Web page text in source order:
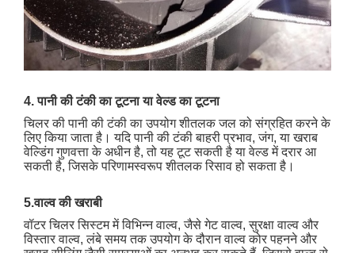
4. पानी की टंकी का टूटना या वेल्ड का टूटना
चिलर की पानी की टंकी का उपयोग शीतलक जल को संग्रहित करने के
लिए किया जाता है। यदि पानी की टंकी बाहरी प्रभाव, जंग, या खराब
वेल्डिंग गुणवत्ता के अधीन है, तो यह टूट सकती है या वेल्ड में दरार आ
सकती है, जिसके परिणामस्वरूप शीतलक रिसाव हो सकता है।
5.वाल्व की खराबी
वॉटर चिलर सिस्टम में विभिन्न वाल्व, जैसे गेट वाल्व, सुरक्षा वाल्व और
विस्तार वाल्व, लंबे समय तक उपयोग के दौरान वाल्व कोर पहनने और